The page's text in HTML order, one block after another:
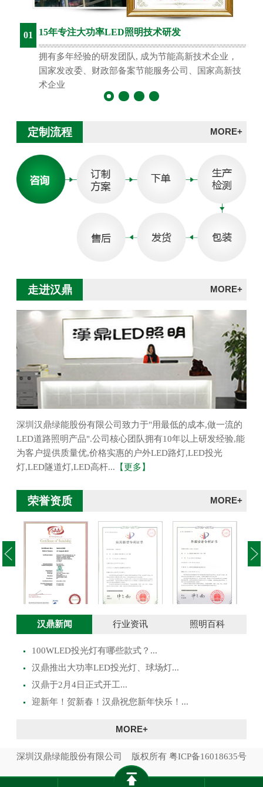
01 15年专注大功率LED照明技术研发
拥有多年经验的研发团队, 成为节能高新技术企业，
国家发改委、财政部备案节能服务公司、国家高新技
术企业
定制流程 MORE+
走进汉鼎 MORE+
深圳汉鼎绿能股份有限公司致力于"用最低的成本,做一流的
LED道路照明产品".公司核心团队拥有10年以上研发经验,能
为客户提供质量优,价格实惠的户外LED路灯,LED投光
灯,LED隧道灯,LED高杆... 【更多】
荣誉资质 MORE+
澳大利亚SAA证
书
投光灯实用新型
投光灯外观设计
汉鼎新闻 行业资讯 照明百科
100WLED投光灯有哪些款式？...
​汉鼎推出大功率LED投光灯、球场灯...
汉鼎于2月4日正式开工...
迎新年！贺新春！汉鼎祝您新年快乐！...
MORE+
深圳汉鼎绿能股份有限公司 版权所有 粤ICP备16018635号